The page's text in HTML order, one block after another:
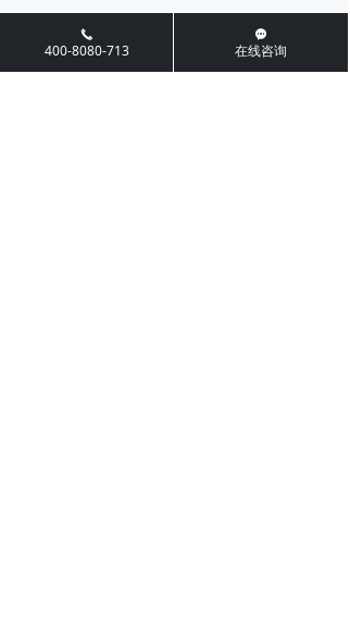
끅
400-8080-713
끁
在线咨询